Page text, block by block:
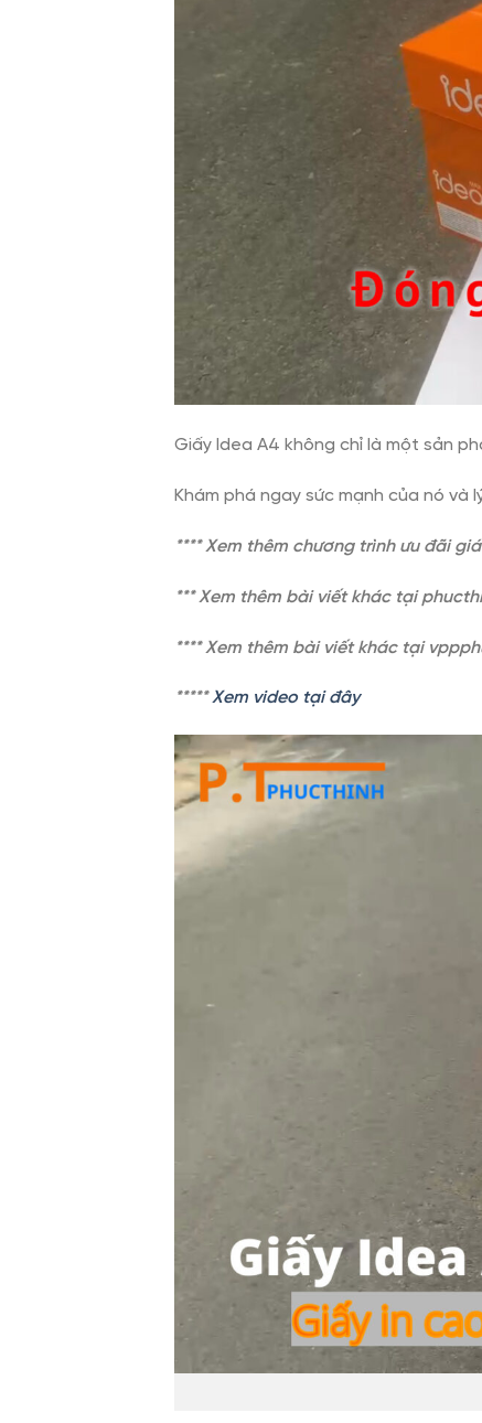
Giấy Idea A4 không chỉ là một sản
Khám phá ngay sức mạnh của nó
**** Xem thêm chương trình ưu đãi
*** Xem thêm bài viết khác tại
**** Xem thêm bài viết khác tại
*****Xem video tại đây